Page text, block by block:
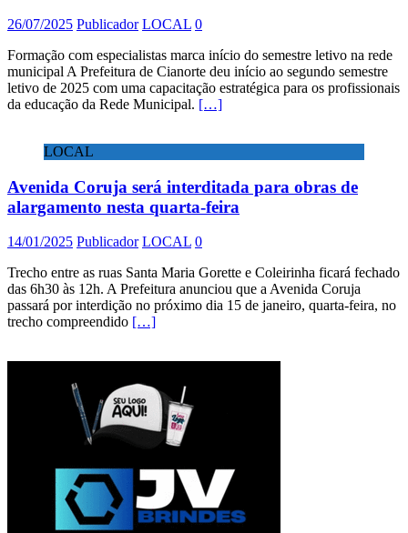
26/07/2025 Publicador LOCAL 0
Formação com especialistas marca início do semestre letivo na rede
municipal A Prefeitura de Cianorte deu início ao segundo semestre
letivo de 2025 com uma capacitação estratégica para os profissionais
da educação da Rede Municipal. […]
LOCAL
Avenida Coruja será interditada para obras de
alargamento nesta quarta-feira
14/01/2025 Publicador LOCAL 0
Trecho entre as ruas Santa Maria Gorette e Coleirinha ficará fechado
das 6h30 às 12h. A Prefeitura anunciou que a Avenida Coruja
passará por interdição no próximo dia 15 de janeiro, quarta-feira, no
trecho compreendido […]